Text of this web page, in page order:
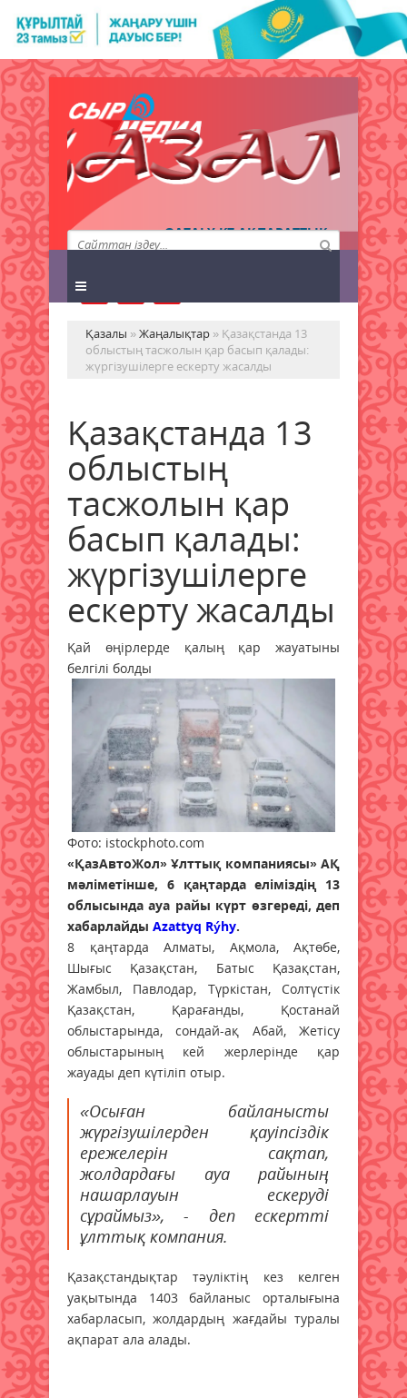
QAZALY.KZ АҚПАРАТТЫҚ
АГЕНТТІГІ
Қазалы »Жаңалықтар » Қазақстанда 13
облыстың тасжолын қар басып қалады:
жүргізушілерге ескерту жасалды
Қазақстанда 13
облыстың
тасжолын қар
басып қалады:
жүргізушілерге
ескерту жасалды
Қай өңірлерде қалың қар жауатыны
белгілі болды
Фото: istockphoto.com
«ҚазАвтоЖол» Ұлттық компаниясы» АҚ
мәліметінше, 6 қаңтарда еліміздің 13
облысында ауа райы күрт өзгереді, деп
хабарлайды Azattyq Rýhy.
8 қаңтарда Алматы, Ақмола, Ақтөбе,
Шығыс Қазақстан, Батыс Қазақстан,
Жамбыл, Павлодар, Түркістан, Солтүстік
Қазақстан, Қарағанды, Қостанай
облыстарында, сондай-ақ Абай, Жетісу
облыстарының кей жерлерінде қар
жауады деп күтіліп отыр.
«Осыған байланысты
жүргізушілерден қауіпсіздік
ережелерін сақтап,
жолдардағы ауа райының
нашарлауын ескеруді
сұраймыз», - деп ескертті
ұлттық компания.
Қазақстандықтар тәуліктің кез келген
уақытында 1403 байланыс орталығына
хабарласып, жолдардың жағдайы туралы
ақпарат ала алады.